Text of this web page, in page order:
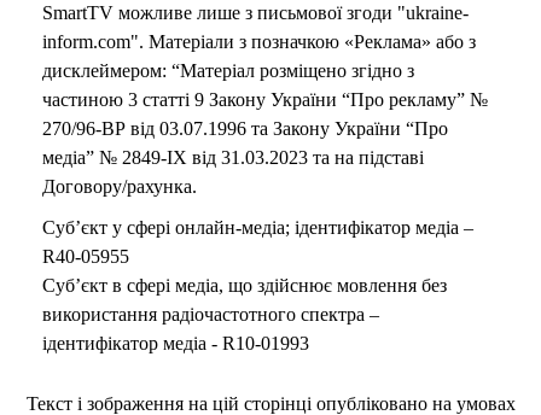
SmartTV можливе лише з письмової згоди "ukraine-
inform.com". Матеріали з позначкою «Реклама» або з
дисклеймером: “Матеріал розміщено згідно з
частиною 3 статті 9 Закону України “Про рекламу” №
270/96-ВР від 03.07.1996 та Закону України “Про
медіа” № 2849-IX від 31.03.2023 та на підставі
Договору/рахунка.
Суб’єкт у сфері онлайн-медіа; ідентифікатор медіа –
R40-05955
Суб’єкт в сфері медіа, що здійснює мовлення без
використання радіочастотного спектра –
ідентифікатор медіа - R10-01993
Текст і зображення на цій сторінці опубліковано на умовах